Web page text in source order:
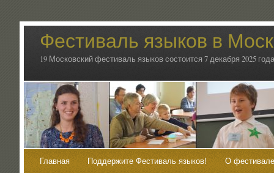
Фестиваль языков в
19 Московский фестиваль языков состоится 7 декабря 2025
Главная Поддержите Фестиваль языков! О